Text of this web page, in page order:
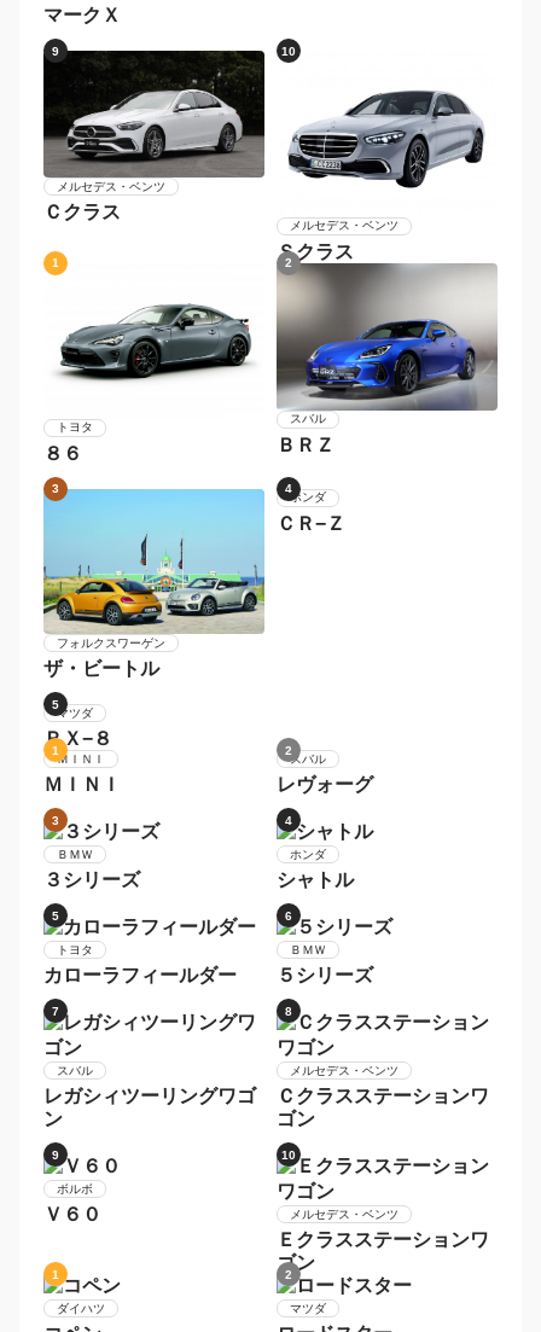
マークＸ
9
メルセデス・ベンツ
Ｃクラス
10
メルセデス・ベンツ
Ｓクラス
1
トヨタ
８６
2
スバル
ＢＲＺ
3
フォルクスワーゲン
ザ・ビートル
4
5
マツダ
ＲＸ−８
1
ＭＩＮＩ
ＭＩＮＩ
スバル
レヴォーグ
3
３シリーズ
4
ホンダ
シャトル
5 6